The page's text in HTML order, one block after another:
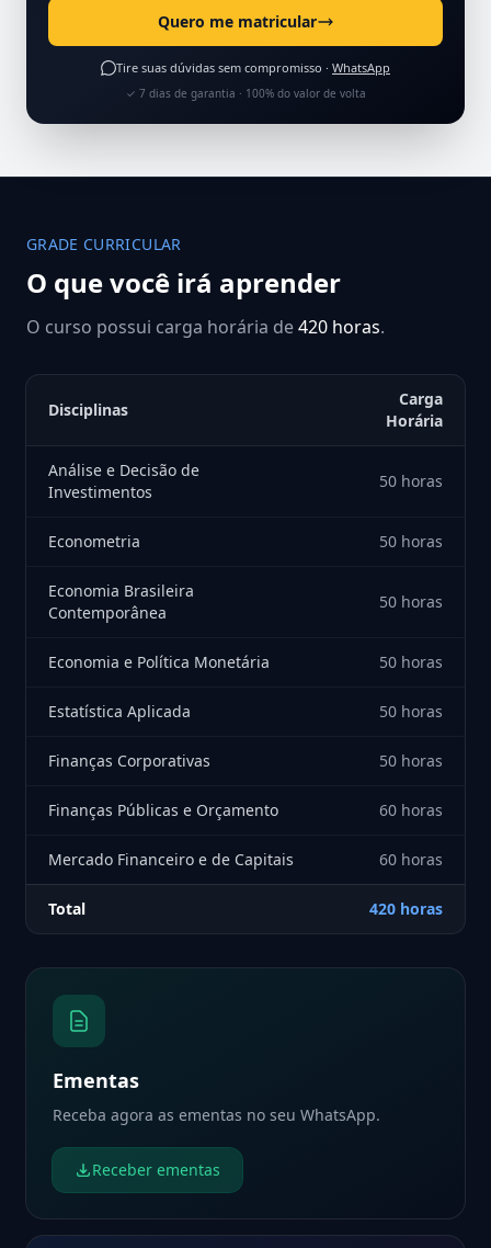
Quero me matricular
Tire suas dúvidas sem compromisso · WhatsApp
✓ 7 dias de garantia · 100% do valor de volta
GRADE CURRICULAR
O que você irá aprender
O curso possui carga horária de420 horas.
Disciplinas
Carga
Horária
Análise e Decisão de
Investimentos
50 horas
Econometria 50 horas
Economia Brasileira
Contemporânea
50 horas
Economia e Política Monetária 50 horas
Estatística Aplicada 50 horas
Finanças Corporativas 50 horas
Finanças Públicas e Orçamento 60 horas
Mercado Financeiro e de Capitais 60 horas
Total 420 horas
Ementas
Receba agora as ementas no seu WhatsApp.
Receber ementas